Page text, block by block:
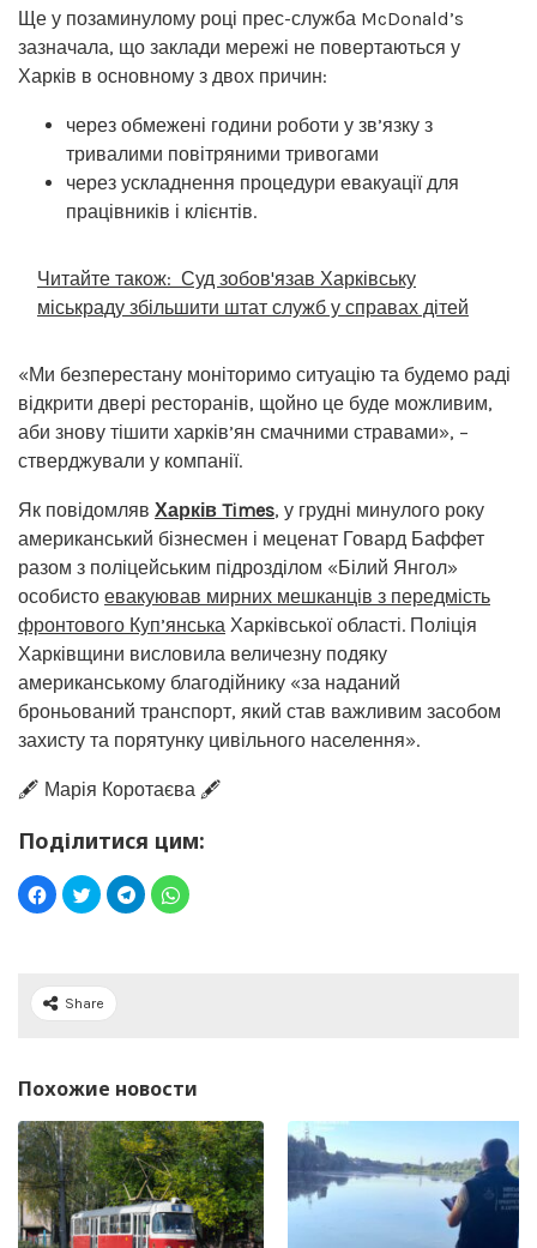
Ще у позаминулому році прес-служба McDonald’s
зазначала, що заклади мережі не повертаються у
Харків в основному з двох причин:
через обмежені години роботи у зв’язку з
тривалими повітряними тривогами
через ускладнення процедури евакуації для
працівників і клієнтів.
Читайте також: Суд зобов'язав Харківську
міськраду збільшити штат служб у справах дітей
«Ми безперестану моніторимо ситуацію та будемо раді
відкрити двері ресторанів, щойно це буде можливим,
аби знову тішити харків’ян смачними стравами», –
стверджували у компанії.
Як повідомляв Харків Times, у грудні минулого року
американський бізнесмен і меценат Говард Баффет
разом з поліцейським підрозділом «Білий Янгол»
особисто евакуював мирних мешканців з передмість
фронтового Куп’янська Харківської області. Поліція
Харківщини висловила величезну подяку
американському благодійнику «за наданий
броньований транспорт, який став важливим засобом
захисту та порятунку цивільного населення».
🖋️ Марія Коротаєва 🖋️
Поділитися цим:
Share
Похожие новости